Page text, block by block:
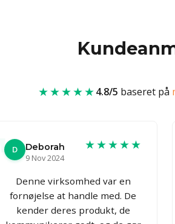
★★★★★4.8/5 baseret på
D
Deborah
9 Nov 2024
★★★★★
Denne virksomhed var en
fornøjelse at handle med. De
kender deres produkt, de